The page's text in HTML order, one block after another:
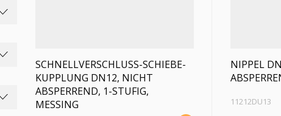
SCHNELLVERSCHLUSS-SCHIEBE-
KUPPLUNG DN12, NICHT
ABSPERREND, 1-STUFIG,
MESSING
NIPPEL
11212DU13